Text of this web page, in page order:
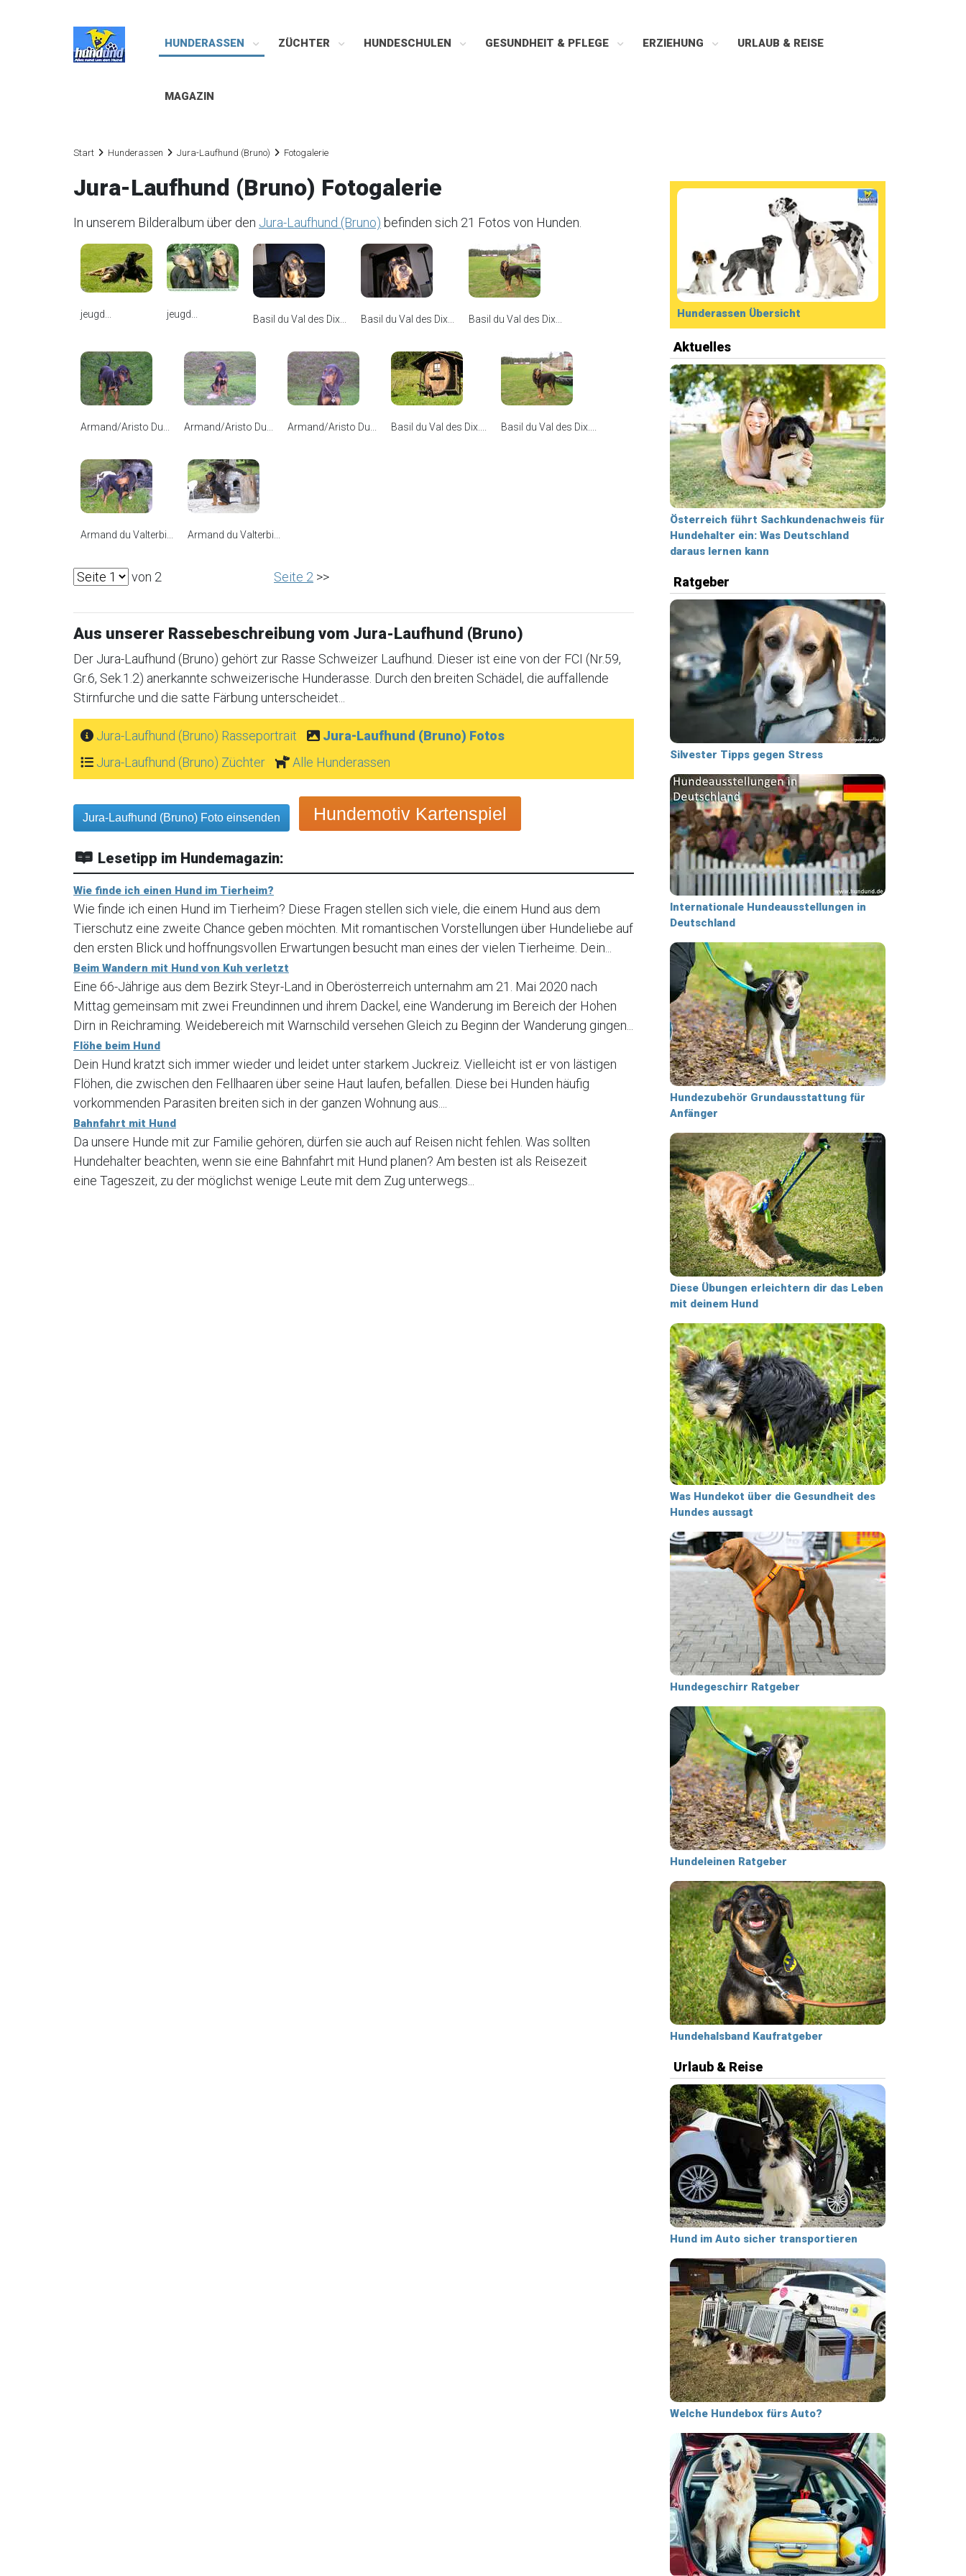
HUNDERASSEN ZÜCHTER HUNDESCHULEN GESUNDHEIT & PFLEGE ERZIEHUNG URLAUB & REISE
MAGAZIN
Start Hunderassen Jura-Laufhund (Bruno) Fotogalerie
Jura-Laufhund (Bruno) Fotogalerie
In unserem Bilderalbum über den Jura-Laufhund (Bruno) befinden sich 21 Fotos von Hunden.
jeugd... jeugd... Basil du Val des Dix... Basil du Val des Dix... Basil du Val des Dix...
Armand/Aristo Du... Armand/Aristo Du... Armand/Aristo Du... Basil du Val des Dix.... Basil du Val des Dix....
Armand du Valterbi... Armand du Valterbi...
von 2 Seite 2 >>
Aus unserer Rassebeschreibung vom Jura-Laufhund (Bruno)
Der Jura-Laufhund (Bruno) gehört zur Rasse Schweizer Laufhund. Dieser ist eine von der FCI (Nr.59,
Gr.6, Sek.1.2) anerkannte schweizerische Hunderasse. Durch den breiten Schädel, die auffallende
Stirnfurche und die satte Färbung unterscheidet...
Jura-Laufhund (Bruno) Rasseportrait
Jura-Laufhund (Bruno) Fotos
Jura-Laufhund (Bruno) Züchter
Alle Hunderassen
Jura-Laufhund (Bruno) Foto einsenden Hundemotiv Kartenspiel
Lesetipp im Hundemagazin:
Wie finde ich einen Hund im Tierheim?
Wie finde ich einen Hund im Tierheim? Diese Fragen stellen sich viele, die einem Hund aus dem
Tierschutz eine zweite Chance geben möchten. Mit romantischen Vorstellungen über Hundeliebe auf
den ersten Blick und hoffnungsvollen Erwartungen besucht man eines der vielen Tierheime. Dein...
Beim Wandern mit Hund von Kuh verletzt
Eine 66-Jährige aus dem Bezirk Steyr-Land in Oberösterreich unternahm am 21. Mai 2020 nach
Mittag gemeinsam mit zwei Freundinnen und ihrem Dackel, eine Wanderung im Bereich der Hohen
Dirn in Reichraming. Weidebereich mit Warnschild versehen Gleich zu Beginn der Wanderung gingen...
Flöhe beim Hund
Dein Hund kratzt sich immer wieder und leidet unter starkem Juckreiz. Vielleicht ist er von lästigen
Flöhen, die zwischen den Fellhaaren über seine Haut laufen, befallen. Diese bei Hunden häufig
vorkommenden Parasiten breiten sich in der ganzen Wohnung aus....
Bahnfahrt mit Hund
Da unsere Hunde mit zur Familie gehören, dürfen sie auch auf Reisen nicht fehlen. Was sollten
Hundehalter beachten, wenn sie eine Bahnfahrt mit Hund planen? Am besten ist als Reisezeit
eine Tageszeit, zu der möglichst wenige Leute mit dem Zug unterwegs...
Hunderassen Übersicht
Aktuelles
Österreich führt Sachkundenachweis für
Hundehalter ein: Was Deutschland
daraus lernen kann
Ratgeber
Silvester Tipps gegen Stress
Internationale Hundeausstellungen in
Deutschland
Hundezubehör Grundausstattung für
Anfänger
Diese Übungen erleichtern dir das Leben
mit deinem Hund
Was Hundekot über die Gesundheit des
Hundes aussagt
Hundegeschirr Ratgeber
Hundeleinen Ratgeber
Hundehalsband Kaufratgeber
Urlaub & Reise
Hund im Auto sicher transportieren
Welche Hundebox fürs Auto?